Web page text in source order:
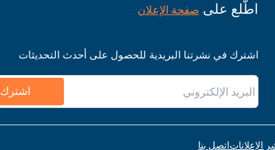
اطّلع على صفحة الإعلان
اشترك في نشرتنا البريدية للحصول على أحدث التحديثات
اشترك
الإعلاناتاتصل بنا